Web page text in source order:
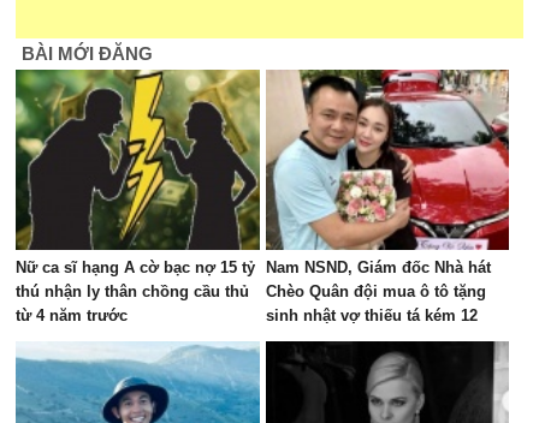
BÀI MỚI ĐĂNG
Nữ ca sĩ hạng A cờ bạc nợ 15 tỷ
thú nhận ly thân chồng cầu thủ
từ 4 năm trước
Nam NSND, Giám đốc Nhà hát
Chèo Quân đội mua ô tô tặng
sinh nhật vợ thiếu tá kém 12
tuổi